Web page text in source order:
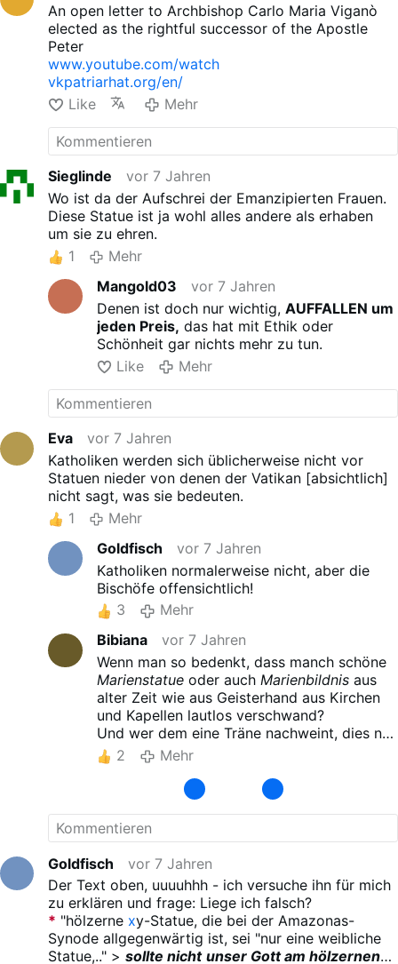
An open letter to Archbishop Carlo Maria Viganò
elected as the rightful successor of the Apostle
Peter
www.youtube.com/watch
vkpatriarhat.org/en/
Like
Mehr
Sieglinde
vor 7 Jahren
Wo ist da der Aufschrei der Emanzipierten Frauen.
Diese Statue ist ja wohl alles andere als erhaben
um sie zu ehren.
1
Mehr
Mangold03
vor 7 Jahren
Denen ist doch nur wichtig, AUFFALLEN um
jeden Preis, das hat mit Ethik oder
Schönheit gar nichts mehr zu tun.
Like
Mehr
Eva
vor 7 Jahren
Katholiken werden sich üblicherweise nicht vor
Statuen nieder von denen der Vatikan [absichtlich]
nicht sagt, was sie bedeuten.
1
Mehr
Goldfisch
vor 7 Jahren
Katholiken normalerweise nicht, aber die
Bischöfe offensichtlich!
3
Mehr
Bibiana
vor 7 Jahren
Wenn man so bedenkt, dass manch schöne
Marienstatueoder auch Marienbildnisaus
alter Zeit wie aus Geisterhand aus Kirchen
und Kapellen lautlos verschwand?
Und wer dem eine Träne nachweint, dies nur
im Stillen, so ganz für sich, tun kann?
2 Mehr
Goldfisch
vor 7 Jahren
Der Text oben, uuuuhhh - ich versuche ihn für mich
zu erklären und frage: Liege ich falsch?
* "hölzerne xy-Statue, die bei der Amazonas-
Synode allgegenwärtig ist, sei "nur eine weibliche
Statue,.." >sollte nicht unser Gott am hölzernen